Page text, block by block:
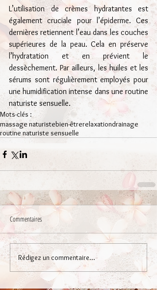
L’utilisation de crèmes hydratantes est
également cruciale pour l’épiderme. Ces
dernières retiennent l’eau dans les couches
supérieures de la peau. Cela en préserve
l’hydratation et en prévient le
dessèchement. Par ailleurs, les huiles et les
sérums sont régulièrement employés pour
une humidification intense dans une routine
naturiste sensuelle.
Mots-clés :
massage naturistebien-êtrerelaxationdrainage
routine naturiste sensuelle
Commentaires
Rédigez un commentaire...